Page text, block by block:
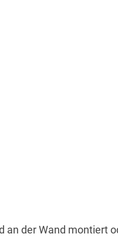
an der Wand montiert